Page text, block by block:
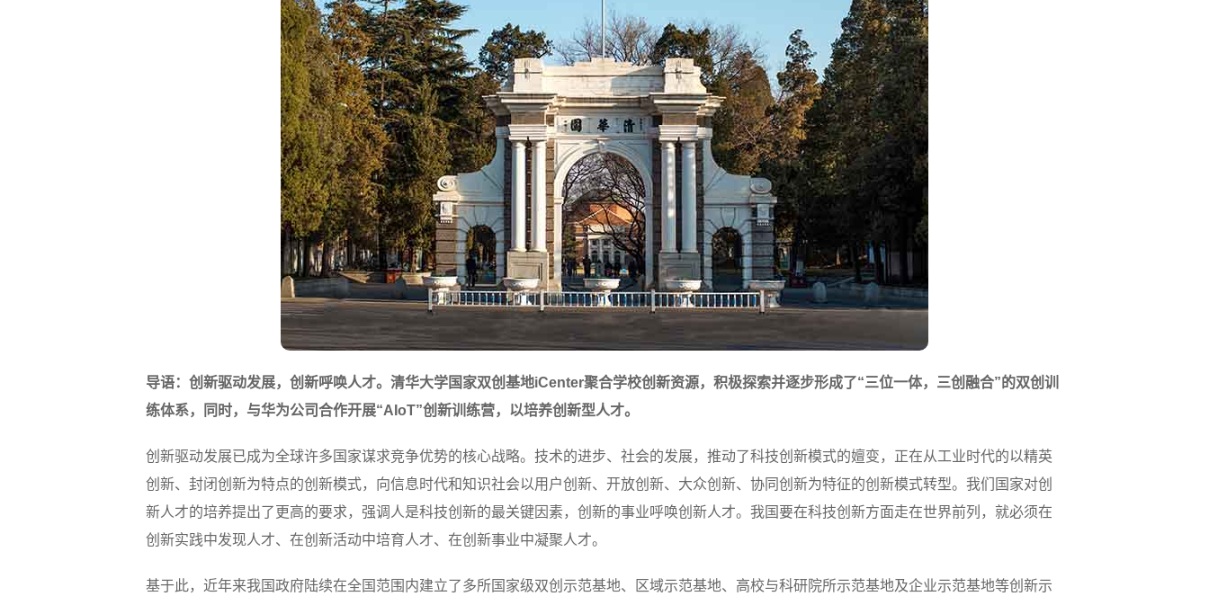
导语：创新驱动发展，创新呼唤人才。清华大学国家双创基地iCenter聚合学校创新资源，积极探索并逐步形成了“三位一体，三创融合”的双创训
练体系，同时，与华为公司合作开展“AIoT”创新训练营，以培养创新型人才。
创新驱动发展已成为全球许多国家谋求竞争优势的核心战略。技术的进步、社会的发展，推动了科技创新模式的嬗变，正在从工业时代的以精英
创新、封闭创新为特点的创新模式，向信息时代和知识社会以用户创新、开放创新、大众创新、协同创新为特征的创新模式转型。我们国家对创
新人才的培养提出了更高的要求，强调人是科技创新的最关键因素，创新的事业呼唤创新人才。我国要在科技创新方面走在世界前列，就必须在
创新实践中发现人才、在创新活动中培育人才、在创新事业中凝聚人才。
基于此，近年来我国政府陆续在全国范围内建立了多所国家级双创示范基地、区域示范基地、高校与科研院所示范基地及企业示范基地等创新示